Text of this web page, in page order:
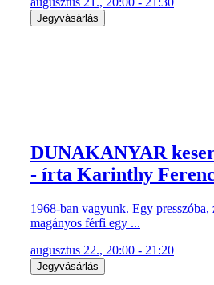
Jegyvásárlás
DUNAKANYAR
- írta Karinthy Ferenc
1968-ban vagyunk. Egy presszóba,
magányos férfi egy ...
augusztus 22., 20:00 - 21:20
Jegyvásárlás